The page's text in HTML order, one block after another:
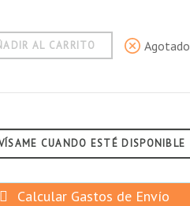
AL CARRITO Agotado
CUANDO ESTÉ DISPONIBLE
Calcular Gastos de Envío